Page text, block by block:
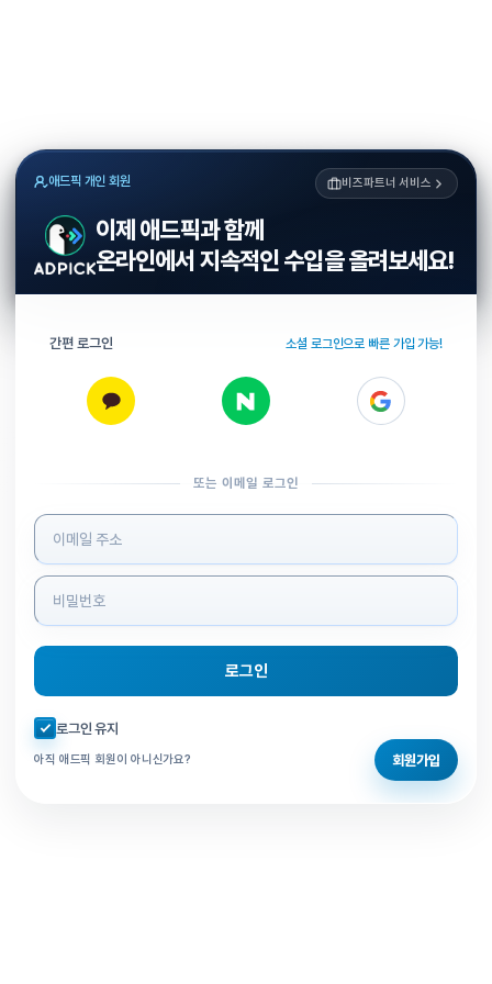
애드픽 개인 회원 비즈파트너 서비스
이제 애드픽과 함께
온라인에서 지속적인 수입을 올려보세요!
간편 로그인 소셜 로그인으로 빠른 가입 가능!
또는 이메일 로그인
로그인 정보 입력
로그인
자동로그인 체크
로그인 유지
아직 애드픽 회원이 아니신가요? 회원가입